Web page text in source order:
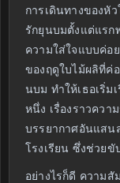
การเดินทางของหั
รักยุนบมตั้งแต่แรก
ความใส่ใจแบบค่อ
ของฤดูใบไม้ผลิที่ค่
นบม ทำให้เธอเริ่ม
หนึ่ง เรื่องราวควา
บรรยากาศอันแสน
โรงเรียน ซึ่งช่วยขั
อย่างไรก็ดี ความ